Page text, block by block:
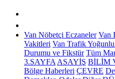
Van Nöbetçi Eczaneler Van
Vakitleri Van Trafik
Durumu ve Fikstür Tüm
3.SAYFA ASAYİŞ BİLİM
Bölge Haberleri ÇEVRE